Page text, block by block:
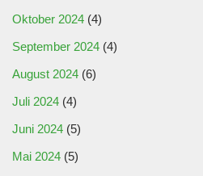
Oktober 2024 (4)
September 2024 (4)
August 2024 (6)
Juli 2024 (4)
Juni 2024 (5)
Mai 2024 (5)